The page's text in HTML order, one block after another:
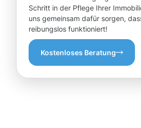
Schritt in der Pflege Ihrer
uns gemeinsam dafür sorgen,
reibungslos funktioniert!
Kostenloses Beratung